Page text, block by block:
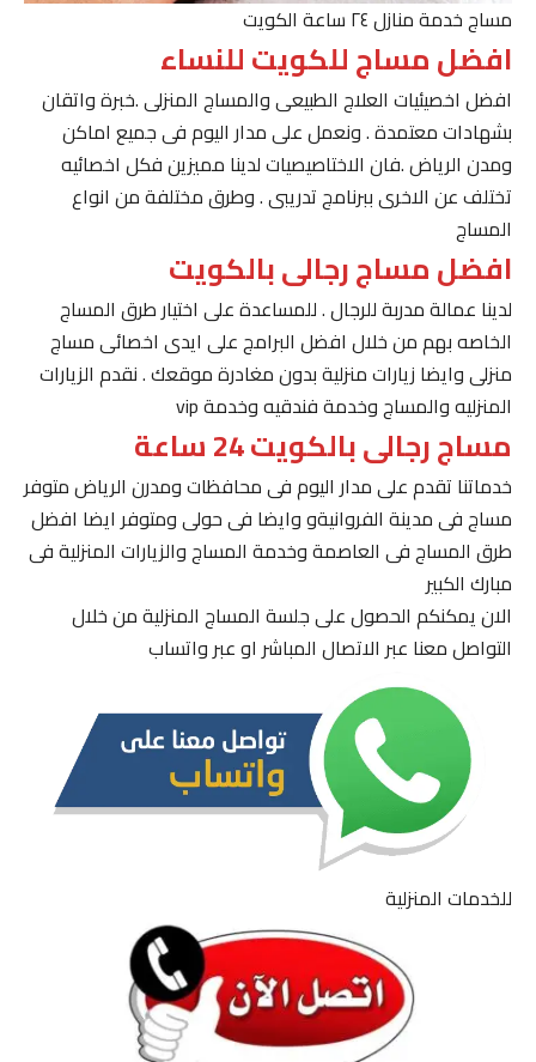
مساج خدمة منازل ٢٤ ساعة الكويت
افضل مساج للكويت للنساء
افضل اخصيئيات العلاج الطبيعى والمساج المنزلى .خبرة واتقان
بشهادات معتمدة . ونعمل على مدار اليوم فى جميع اماكن
ومدن الرياض .فان الاختاصيصيات لدينا مميزين فكل اخصائيه
تختلف عن الاخرى ببرنامج تدريبى . وطرق مختلفة من انواع
المساج
افضل مساج رجالى بالكويت
لدينا عمالة مدربة للرجال . للمساعدة على اختيار طرق المساج
الخاصه بهم من خلال افضل البرامج على ايدى اخصائى مساج
منزلى وايضا زيارات منزلية بدون مغادرة موقعك . نقدم الزيارات
المنزليه والمساج وخدمة فندقيه وخدمة vip
مساج رجالى بالكويت 24 ساعة
خدماتنا تقدم على مدار اليوم فى محافظات ومدرن الرياض متوفر
مساج فى مدينة الفروانيةو وايضا فى حولى ومتوفر ايضا افضل
طرق المساج فى العاصمة وخدمة المساج والزيارات المنزلية فى
مبارك الكبير
الان يمكنكم الحصول على جلسة المساج المنزلية من خلال
التواصل معنا عبر الاتصال المباشر او عبر واتساب
للخدمات المنزلية